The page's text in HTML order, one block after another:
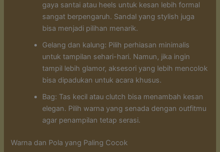
gaya santai atau heels untuk kesan lebih formal
sangat berpengaruh. Sandal yang stylish juga
bisa menjadi pilihan menarik.
Gelang dan kalung: Pilih perhiasan minimalis
untuk tampilan sehari-hari. Namun, jika ingin
tampil lebih glamor, aksesori yang lebih mencolok
bisa dipadukan untuk acara khusus.
Bag: Tas kecil atau clutch bisa menambah kesan
elegan. Pilih warna yang senada dengan outfitmu
agar penampilan tetap serasi.
Warna dan Pola yang Paling Cocok